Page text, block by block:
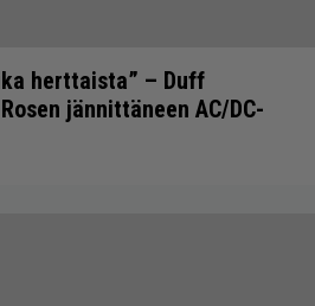
herttaista” – Duff
jännittäneen AC/DC-